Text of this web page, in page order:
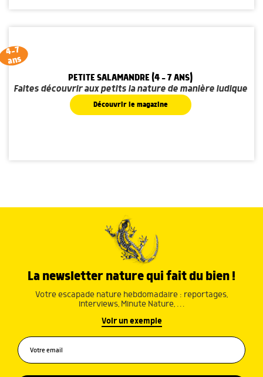
4-7
ans
PETITE SALAMANDRE (4 - 7 ANS)
Faites découvrir aux petits la nature de manière ludique
Découvrir le magazine
La newsletter nature qui fait du bien !
Votre escapade nature hebdomadaire : reportages,
interviews, Minute Nature, …
Voir un exemple